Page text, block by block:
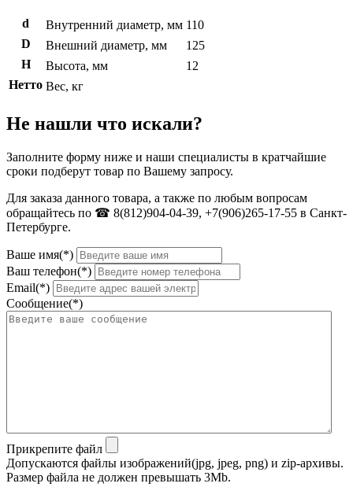
d Внутренний диаметр, мм 110
D
Внешний диаметр, мм
125
H
Высота, мм
12
Нетто Вес, кг
Не нашли что искали?
Заполните форму ниже и наши специалисты в кратчайшие
сроки подберут товар по Вашему запросу.
Для заказа данного товара, а также по любым вопросам
обращайтесь по ☎ 8(812)904-04-39, +7(906)265-17-55 в Санкт-
Петербурге.
Ваше имя(*)
Ваш телефон(*)
Email(*)
Сообщение(*)
Прикрепите файл
Допускаются файлы изображений(jpg, jpeg, png) и zip-архивы.
Размер файла не должен превышать 3Mb.